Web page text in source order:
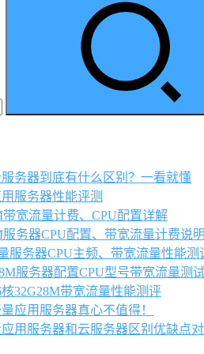
务器到底有什么区别？一看就懂
服务器性能评测
宽流量计费、CPU配置详解
务器CPU配置、带宽流量计费说明
服务器CPU主频、带宽流量性能测
服务器配置CPU型号带宽流量测
32G28M带宽流量性能测评
应用服务器真心不值得！
用服务器和云服务器区别优缺点